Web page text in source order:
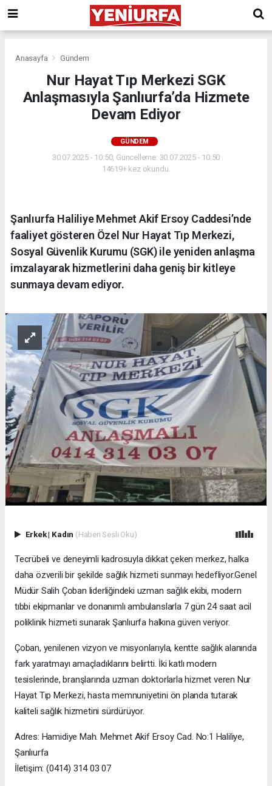
Anasayfa Gündem
Nur Hayat Tıp Merkezi SGK
Anlaşmasıyla Şanlıurfa’da Hizmete
Devam Ediyor
GÜNDEM
30.07.2025 - 10:50, Güncelleme: 30.07.2025 - 10:50
14619+ kez okundu.
Şanlıurfa Haliliye Mehmet Akif Ersoy Caddesi’nde
faaliyet gösteren Özel Nur Hayat Tıp Merkezi,
Sosyal Güvenlik Kurumu (SGK) ile yeniden anlaşma
imzalayarak hizmetlerini daha geniş bir kitleye
sunmaya devam ediyor.
Erkek| Kadın (Haberi Sesli Oku)
Tecrübeli ve deneyimli kadrosuyla dikkat çeken merkez, halka
daha özverili bir şekilde sağlık hizmeti sunmayı hedefliyor.Genel
Müdür Salih Çoban liderliğindeki uzman sağlık ekibi, modern
tıbbi ekipmanlar ve donanımlı ambulanslarla 7 gün 24 saat acil
poliklinik hizmeti sunarak Şanlıurfa halkına güven veriyor.
Çoban, yenilenen vizyon ve misyonlarıyla, kentte sağlık alanında
fark yaratmayı amaçladıklarını belirtti. İki katlı modern
tesislerinde, branşlarında uzman doktorlarla hizmet veren Nur
Hayat Tıp Merkezi, hasta memnuniyetini ön planda tutarak
kaliteli sağlık hizmetini sürdürüyor.
Adres: Hamidiye Mah. Mehmet Akif Ersoy Cad. No:1 Haliliye,
Şanlıurfa
İletişim: (0414) 314 03 07